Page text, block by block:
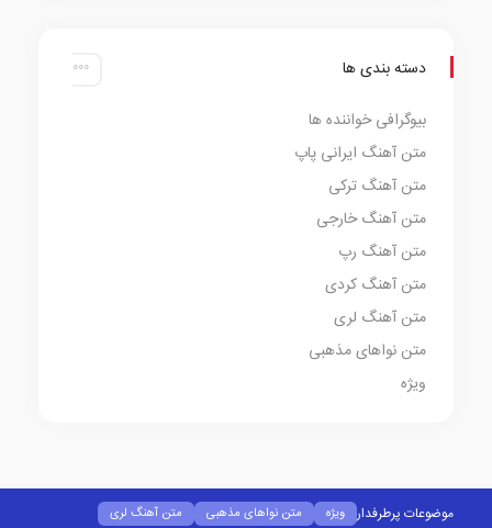
دسته بندی ها
بیوگرافی خواننده ها
متن آهنگ ایرانی پاپ
متن آهنگ ترکی
متن آهنگ خارجی
متن آهنگ رپ
متن آهنگ کردی
متن آهنگ لری
متن نواهای مذهبی
ویژه
موضوعات پرطرفدار ویژه متن نواهای مذهبی متن آهنگ لری